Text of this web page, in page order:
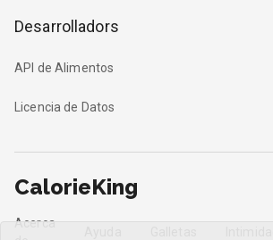
Desarrolladors
API de Alimentos
Licencia de Datos
CalorieKing
Acerca